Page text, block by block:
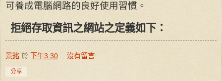
可養成電腦網路的良好使用習慣。
拒絕存取資訊之網站之定義如下：
景銘 於 下午3:30 沒有留言:
分享